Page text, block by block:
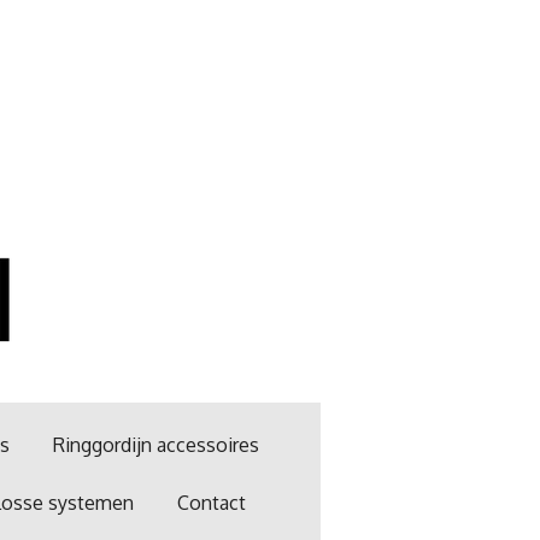
Ringgordijn accessoires
systemen Contact